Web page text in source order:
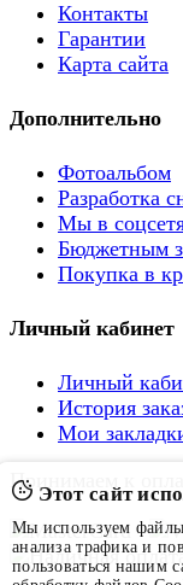
Контакты
Гарантии
Карта сайта
Дополнительно
Фотоальбом
Разработка
Мы в
Бюджетным
Покупка в
Личный кабинет
Личный
История
Мои
Принимаем к
Этот сайт
Мы используем файлы
анализа трафика и
пользоваться нашим